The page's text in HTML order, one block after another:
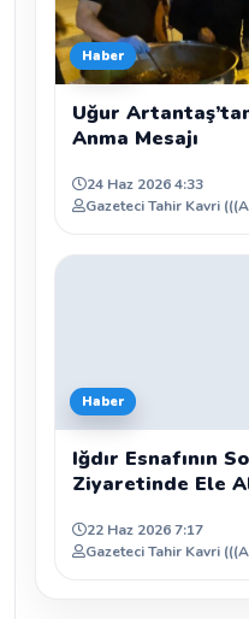
Haber
Uğur
Anma Mesajı
24 Haz 2026 4:33
Gazeteci Tahir Kavri
Haber
Iğdır Esnafının
Ziyaretinde Ele
22 Haz 2026 7:17
Gazeteci Tahir Kavri